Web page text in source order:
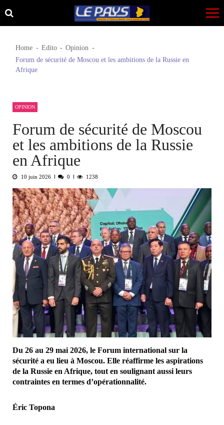
Skip
to
Skip
to
Home Edito
Opinion
Forum de sécurité de Moscou et les ambitions de la Russie en
Afrique
OPINION
Forum de sécurité de Moscou
et les ambitions de la Russie
en Afrique
10 juin 2026 0 1238
Du 26 au 29 mai 2026, le Forum international sur la
sécurité a eu lieu à Moscou. Elle réaffirme les aspirations
de la Russie en Afrique, tout en soulignant aussi leurs
contraintes en termes d’opérationnalité.
Éric Topona